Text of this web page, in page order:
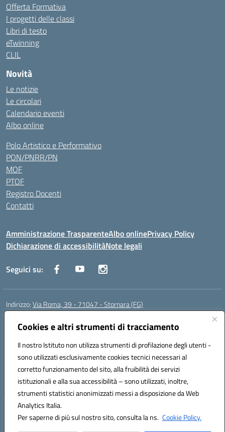
Cookies e altri strumenti di tracciamento
Il nostro Istituto non utilizza strumenti di profilazione degli utenti -
sono utilizzati esclusivamente cookies tecnici necessari al
corretto funzionamento del sito, alla fruibilità dei servizi
istituzionali e alla sua accessibilità – sono utilizzati, inoltre,
strumenti statistici anonimizzati messi a disposizione da Web
Analytics Italia.
Per saperne di più sul nostro sito, consulta la ns. Cookie Policy.
Offerta Formativa
I progetti delle classi
Libri di testo
eTwinning
CLIL
Novità
Le notizie
Le circolari
Calendario eventi
Albo online
Polo Artistico e Performativo
PON/PNRR/PN
MOF
PTOF
Registro Docenti
Contatti
Amministrazione TrasparenteAlbo onlinePrivacy Policy
Dichiarazione di accessibilitàNote legali
Seguici su:
Indirizzo:Via Roma, 39 - 71047 - Stornara (FG)
Centralino:
Posta elettronica certificata (PEC):FGIC83700P@pec.istruzione.it
Codice fiscale: 90015650717
Codice meccanografico:FGIC83700P
Codice Indice delle Pubbliche Amministrazioni (IPA): istsc_fgic83700p
Codice unico di fatturazione (CUF): UFUOPR
Hosting & Powered by 3D Solution S.r.l.
Concept & Design by Designers Italia